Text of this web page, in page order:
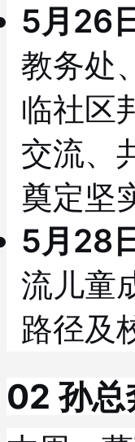
5月26
教务处
临社区
交流、
奠定坚
5月28
流儿童
路径及
02 孙总